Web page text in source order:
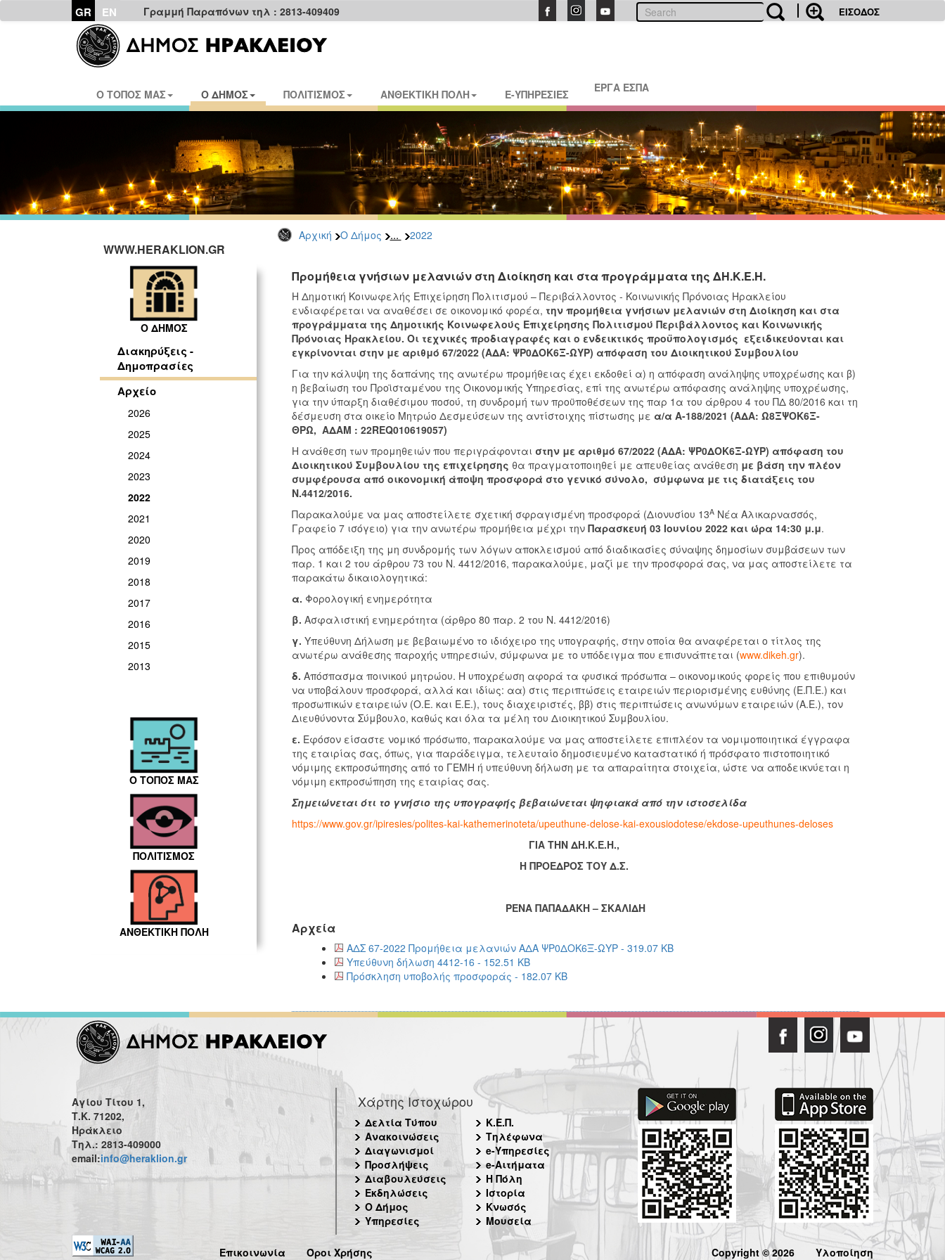
GR EN Γραμμή Παραπόνων τηλ : 2813-409409 ΕΙΣΟΔΟΣ
Ο ΤΟΠΟΣ ΜΑΣ Ο ΔΗΜΟΣ ΠΟΛΙΤΙΣΜΟΣ ΑΝΘΕΚΤΙΚΗ ΠΟΛΗ E-ΥΠΗΡΕΣΙΕΣ ΕΡΓΑ ΕΣΠΑ
Αρχική Ο Δήμος ... 2022
WWW.HERAKLION.GR
Ο ΔΗΜΟΣ
Διακηρύξεις -
Δημοπρασίες
Αρχείο
2026
2025
2024
2023
2022
2021
2020
2019
2018
2017
2016
2015
2013
Ο ΤΟΠΟΣ ΜΑΣ
ΠΟΛΙΤΙΣΜΟΣ
ΑΝΘΕΚΤΙΚΗ ΠΟΛΗ
Προμήθεια γνήσιων μελανιών στη Διοίκηση και στα προγράμματα της ΔH.K.E.H.
H Δημοτική Κοινωφελής Επιχείρηση Πολιτισμού – Περιβάλλοντος - Κοινωνικής Πρόνοιας Ηρακλείου
ενδιαφέρεται να αναθέσει σε οικονομικό φορέα, την προμήθεια γνήσιων μελανιών στη Διοίκηση και στα
προγράμματα της Δημοτικής Κοινωφελούς Επιχείρησης Πολιτισμού Περιβάλλοντος και Κοινωνικής
Πρόνοιας Ηρακλείου. Οι τεχνικές προδιαγραφές και ο ενδεικτικός προϋπολογισμός εξειδικεύονται και
εγκρίνονται στην με αριθμό 67/2022 (ΑΔΑ: ΨΡ0ΔΟΚ6Ξ-ΩΥΡ) απόφαση του Διοικητικού Συμβουλίου
Για την κάλυψη της δαπάνης της ανωτέρω προμήθειας έχει εκδοθεί α) η απόφαση ανάληψης υποχρέωσης και β)
η βεβαίωση του Προϊσταμένου της Οικονομικής Υπηρεσίας, επί της ανωτέρω απόφασης ανάληψης υποχρέωσης,
για την ύπαρξη διαθέσιμου ποσού, τη συνδρομή των προϋποθέσεων της παρ 1α του άρθρου 4 του ΠΔ 80/2016 και τη
δέσμευση στα οικείο Μητρώο Δεσμεύσεων της αντίστοιχης πίστωσης με α/α Α-188/2021 (ΑΔΑ: Ω8ΞΨΟΚ6Ξ-
ΘΡΩ, ΑΔΑΜ : 22REQ010619057)
Η ανάθεση των προμηθειών που περιγράφονται στην με αριθμό 67/2022 (ΑΔΑ: ΨΡ0ΔΟΚ6Ξ-ΩΥΡ) απόφαση του
Διοικητικού Συμβουλίου της επιχείρησης θα πραγματοποιηθεί με απευθείας ανάθεση με βάση την πλέον
συμφέρουσα από οικονομική άποψη προσφορά στο γενικό σύνολο, σύμφωνα με τις διατάξεις του
Ν.4412/2016.
Παρακαλούμε να μας αποστείλετε σχετική σφραγισμένη προσφορά (Διονυσίου 13ΑΝέα Αλικαρνασσός,
Γραφείο 7 ισόγειο) για την ανωτέρω προμήθεια μέχρι την Παρασκευή 03 Ιουνίου 2022 και ώρα 14:30 μ.μ.
Προς απόδειξη της μη συνδρομής των λόγων αποκλεισμού από διαδικασίες σύναψης δημοσίων συμβάσεων των
παρ. 1 και 2 του άρθρου 73 του Ν. 4412/2016, παρακαλούμε, μαζί με την προσφορά σας, να μας αποστείλετε τα
παρακάτω δικαιολογητικά:
α. Φορολογική ενημερότητα
β. Ασφαλιστική ενημερότητα (άρθρο 80 παρ. 2 του Ν. 4412/2016)
γ. Υπεύθυνη Δήλωση με βεβαιωμένο το ιδιόχειρο της υπογραφής, στην οποία θα αναφέρεται ο τίτλος της
ανωτέρω ανάθεσης παροχής υπηρεσιών, σύμφωνα με το υπόδειγμα που επισυνάπτεται (www.dikeh.gr).
δ. Απόσπασμα ποινικού μητρώου. Η υποχρέωση αφορά τα φυσικά πρόσωπα – οικονομικούς φορείς που επιθυμούν
να υποβάλουν προσφορά, αλλά και ιδίως: αα) στις περιπτώσεις εταιρειών περιορισμένης ευθύνης (Ε.Π.Ε.) και
προσωπικών εταιρειών (Ο.Ε. και Ε.Ε.), τους διαχειριστές, ββ) στις περιπτώσεις ανωνύμων εταιρειών (Α.Ε.), τον
Διευθύνοντα Σύμβουλο, καθώς και όλα τα μέλη του Διοικητικού Συμβουλίου.
ε. Εφόσον είσαστε νομικό πρόσωπο, παρακαλούμε να μας αποστείλετε επιπλέον τα νομιμοποιητικά έγγραφα
της εταιρίας σας, όπως, για παράδειγμα, τελευταίο δημοσιευμένο καταστατικό ή πρόσφατο πιστοποιητικό
νόμιμης εκπροσώπησης από το ΓΕΜΗ ή υπεύθυνη δήλωση με τα απαραίτητα στοιχεία, ώστε να αποδεικνύεται η
νόμιμη εκπροσώπηση της εταιρίας σας.
Σημειώνεται ότι το γνήσιο της υπογραφής βεβαιώνεται ψηφιακά από την ιστοσελίδα
https://www.gov.gr/ipiresies/polites-kai-kathemerinoteta/upeuthune-delose-kai-exousiodotese/ekdose-upeuthunes-deloses
ΓΙΑ ΤΗΝ ΔΗ.Κ.Ε.Η.,
Η ΠΡΟΕΔΡΟΣ ΤΟΥ Δ.Σ.
ΡΕΝΑ ΠΑΠΑΔΑΚΗ – ΣΚΑΛΙΔΗ
Αρχεία
ΑΔΣ 67-2022 Προμήθεια μελανιών ΑΔΑ ΨΡ0ΔΟΚ6Ξ-ΩΥΡ - 319.07 KB
Υπεύθυνη δήλωση 4412-16 - 152.51 KB
Πρόσκληση υποβολής προσφοράς - 182.07 KB
Αγίου Τίτου 1,
Τ.Κ. 71202,
Ηράκλειο
Τηλ.: 2813-409000
email:info@heraklion.gr
Χάρτης Ιστοχώρου
Δελτία Τύπου
Ανακοινώσεις
Διαγωνισμοί
Προσλήψεις
Διαβουλεύσεις
Εκδηλώσεις
Ο Δήμος
Υπηρεσίες
Κ.Ε.Π.
Τηλέφωνα
e-Υπηρεσίες
e-Αιτήματα
Η Πόλη
Ιστορία
Κνωσός
Μουσεία
Επικοινωνία Όροι Χρήσης Copyright © 2026 Υλοποίηση